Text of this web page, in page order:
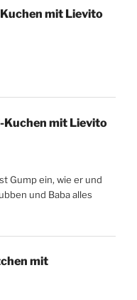
mit Lievito
mit Lievito
Gump ein, wie er und
und Baba alles
mit